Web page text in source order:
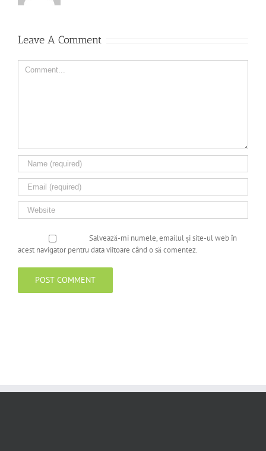
Leave A Comment
Comment
Salvează-mi numele, emailul și site-ul web în
acest navigator pentru data viitoare când o să comentez.